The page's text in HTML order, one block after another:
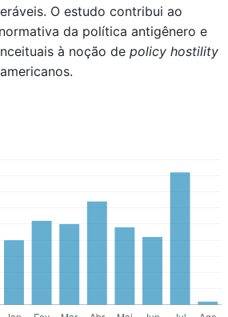
O estudo contribui ao
da política antigênero e
à noção de policy hostility